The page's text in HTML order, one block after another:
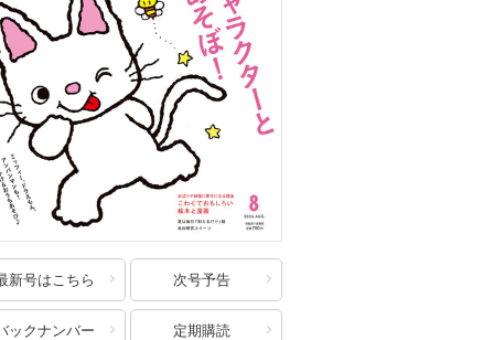
新号はこちら 次号予告
ックナンバー 定期購読